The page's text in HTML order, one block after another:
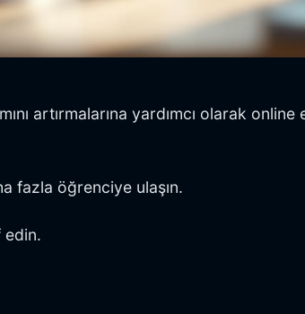
artırmalarına yardımcı olarak
fazla öğrenciye ulaşın.
edin.